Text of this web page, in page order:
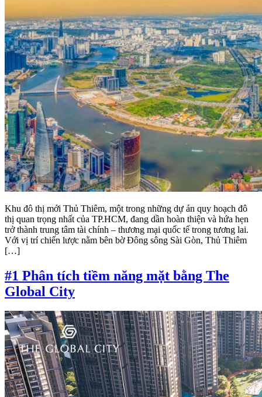
Khu đô thị mới Thủ Thiêm, một trong những dự án quy hoạch đô
thị quan trọng nhất của TP.HCM, đang dần hoàn thiện và hứa hẹn
trở thành trung tâm tài chính – thương mại quốc tế trong tương lai.
Với vị trí chiến lược nằm bên bờ Đông sông Sài Gòn, Thủ Thiêm
[…]
#1 Phân tích tiềm năng mặt bằng The
Global City